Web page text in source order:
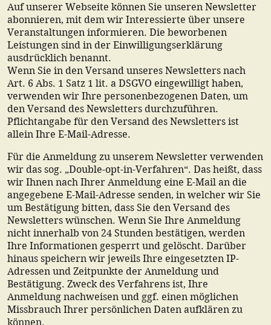
Auf unserer Webseite können Sie unseren Newsletter
abonnieren, mit dem wir Interessierte über unsere
Veranstaltungen informieren. Die beworbenen
Leistungen sind in der Einwilligungserklärung
ausdrücklich benannt.
Wenn Sie in den Versand unseres Newsletters nach
Art. 6 Abs. 1 Satz 1 lit. a DSGVO eingewilligt haben,
verwenden wir Ihre personenbezogenen Daten, um
den Versand des Newsletters durchzuführen.
Pflichtangabe für den Versand des Newsletters ist
allein Ihre E-Mail-Adresse.
Für die Anmeldung zu unserem Newsletter verwenden
wir das sog. „Double-opt-in-Verfahren“. Das heißt, dass
wir Ihnen nach Ihrer Anmeldung eine E-Mail an die
angegebene E-Mail-Adresse senden, in welcher wir Sie
um Bestätigung bitten, dass Sie den Versand des
Newsletters wünschen. Wenn Sie Ihre Anmeldung
nicht innerhalb von 24 Stunden bestätigen, werden
Ihre Informationen gesperrt und gelöscht. Darüber
hinaus speichern wir jeweils Ihre eingesetzten IP-
Adressen und Zeitpunkte der Anmeldung und
Bestätigung. Zweck des Verfahrens ist, Ihre
Anmeldung nachweisen und ggf. einen möglichen
Missbrauch Ihrer persönlichen Daten aufklären zu
können.